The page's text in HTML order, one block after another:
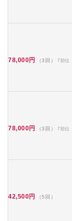
78,000円 （3回） 7部位
78,000円 （3回） 7部位
42,500円 （5回）